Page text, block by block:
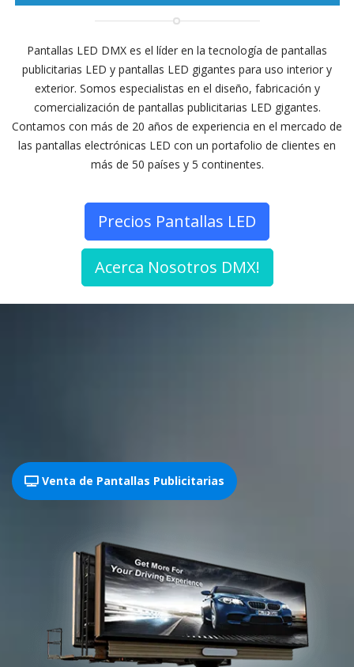
Pantallas LED DMX es el líder en la tecnología de pantallas
publicitarias LED y pantallas LED gigantes para uso interior y
exterior. Somos especialistas en el diseño, fabricación y
comercialización de pantallas publicitarias LED gigantes.
Contamos con más de 20 años de experiencia en el mercado de
las pantallas electrónicas LED con un portafolio de clientes en
más de 50 países y 5 continentes.
Precios Pantallas LED
Acerca Nosotros DMX!
Venta de Pantallas Publicitarias